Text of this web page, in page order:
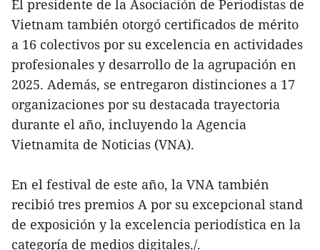
El presidente de la Asociación de Periodistas de
Vietnam también otorgó certificados de mérito
a 16 colectivos por su excelencia en actividades
profesionales y desarrollo de la agrupación en
2025. Además, se entregaron distinciones a 17
organizaciones por su destacada trayectoria
durante el año, incluyendo la Agencia
Vietnamita de Noticias (VNA).
En el festival de este año, la VNA también
recibió tres premios A por su excepcional stand
de exposición y la excelencia periodística en la
categoría de medios digitales./.